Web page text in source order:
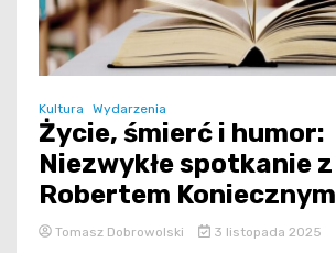
Kultura Wydarzenia
Życie, śmierć i humor:
Niezwykłe spotkanie z
Robertem Koniecznym
Tomasz Dobrowolski 3 listopada 2025